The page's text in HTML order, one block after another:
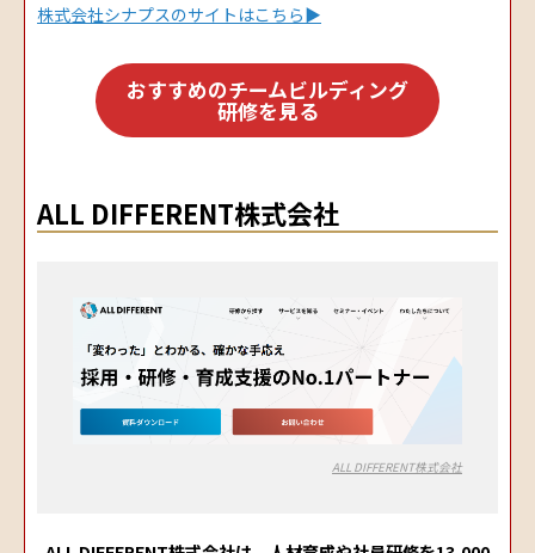
株式会社シナプスのサイトはこちら▶
おすすめのチームビルディング
研修を見る
ALL DIFFERENT株式会社
ALL DIFFERENT株式会社